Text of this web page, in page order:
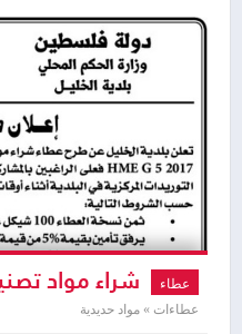
عطاء شراء مواد
عطاءات » مواد حديدية